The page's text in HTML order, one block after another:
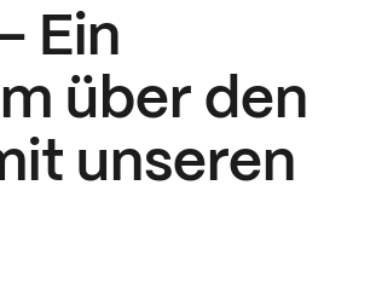
Ein
über den
unseren